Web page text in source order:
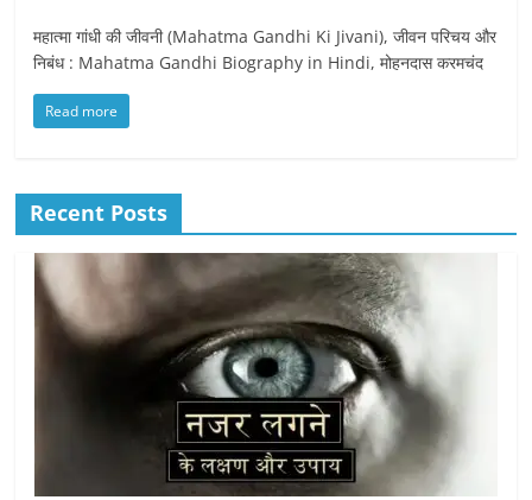
महात्मा गांधी की जीवनी (Mahatma Gandhi Ki Jivani), जीवन परिचय और
निबंध : Mahatma Gandhi Biography in Hindi, मोहनदास करमचंद
Read more
Recent Posts